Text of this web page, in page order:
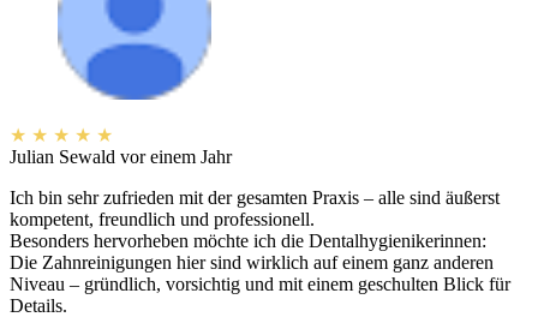
★ ★ ★ ★ ★
Julian Sewald vor einem Jahr
Ich bin sehr zufrieden mit der gesamten Praxis – alle sind äußerst
kompetent, freundlich und professionell.
Besonders hervorheben möchte ich die Dentalhygienikerinnen:
Die Zahnreinigungen hier sind wirklich auf einem ganz anderen
Niveau – gründlich, vorsichtig und mit einem geschulten Blick für
Details.